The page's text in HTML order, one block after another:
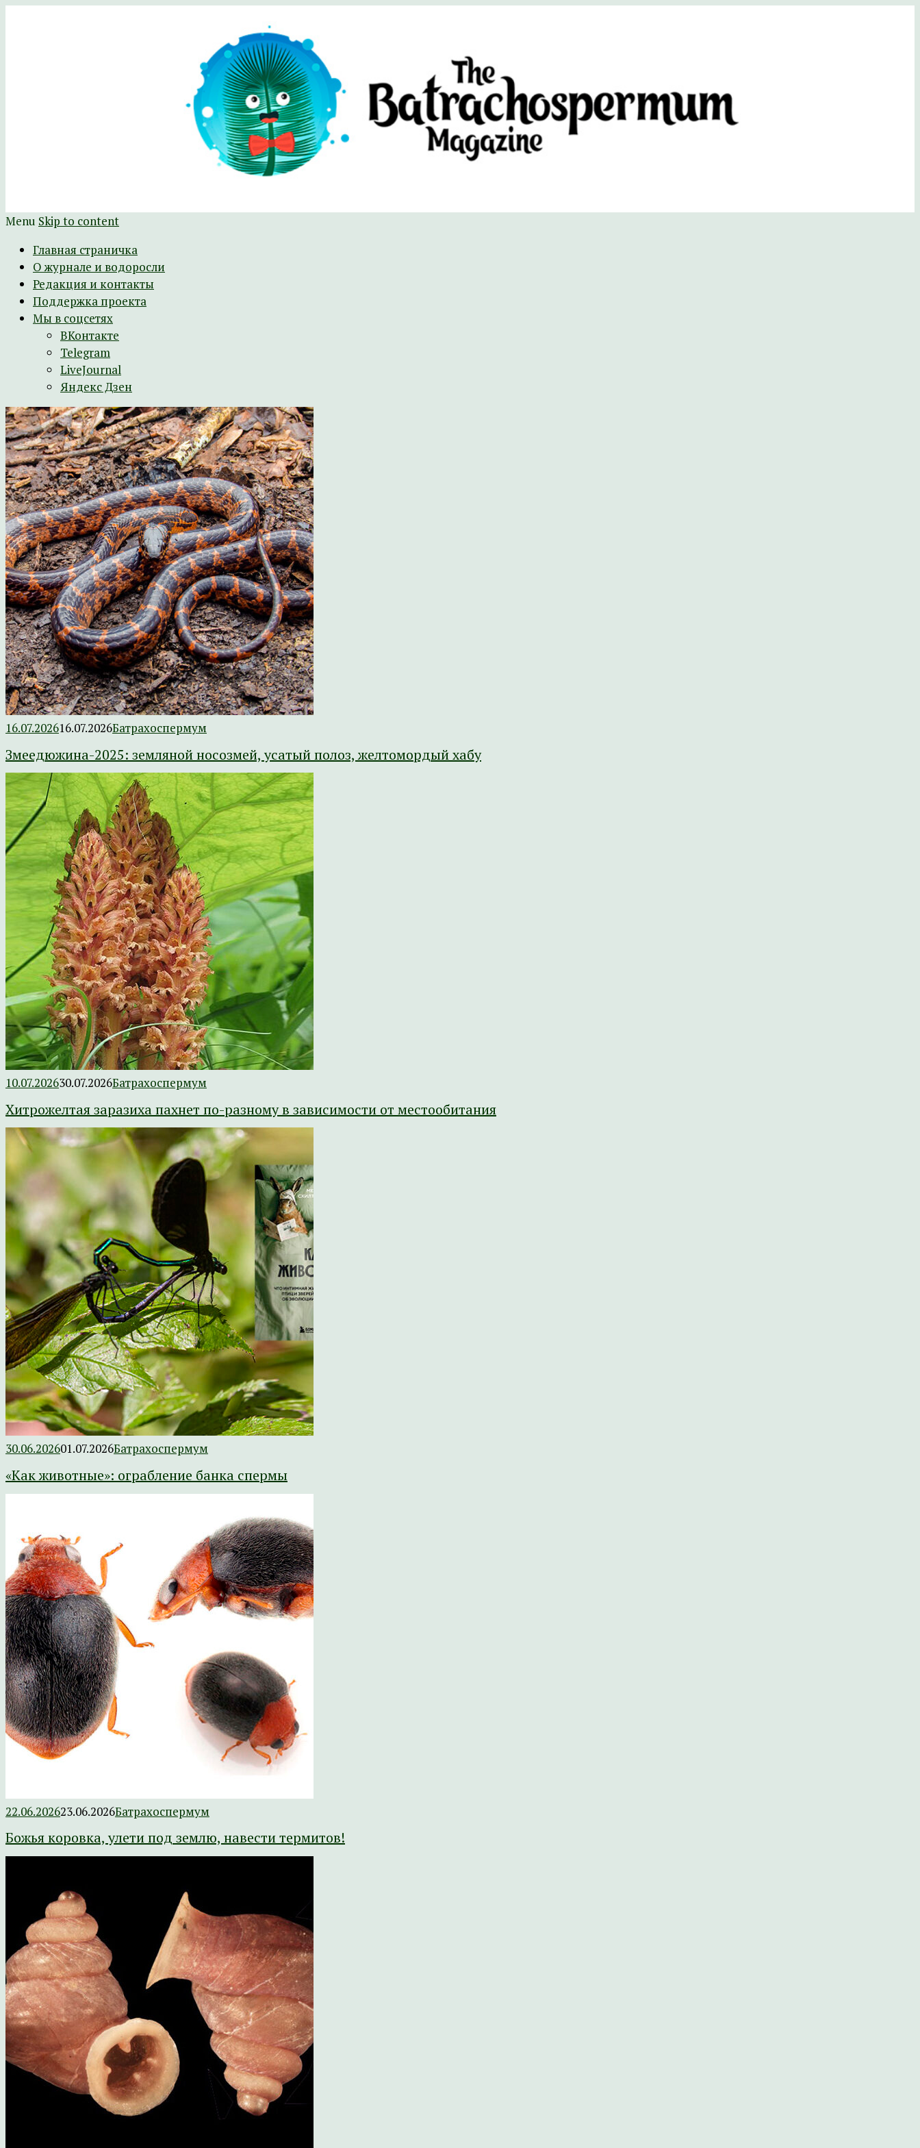
The Batrachospermum Magazine
Научно-развлекательный журнал Батрахоспермум (официальный сайт)
Menu Skip to content
Главная страничка
О журнале и водоросли
Редакция и контакты
Поддержка проекта
Мы в соцсетях
ВКонтакте
Telegram
LiveJournal
Яндекс Дзен
16.07.202616.07.2026Батрахоспермум
Змеедюжина-2025: земляной носозмей, усатый полоз, желтомордый хабу
10.07.202630.07.2026Батрахоспермум
Хитрожелтая заразиха пахнет по-разному в зависимости от местообитания
30.06.202601.07.2026Батрахоспермум
«Как животные»: ограбление банка спермы
22.06.202623.06.2026Батрахоспермум
Божья коровка, улети под землю, навести термитов!